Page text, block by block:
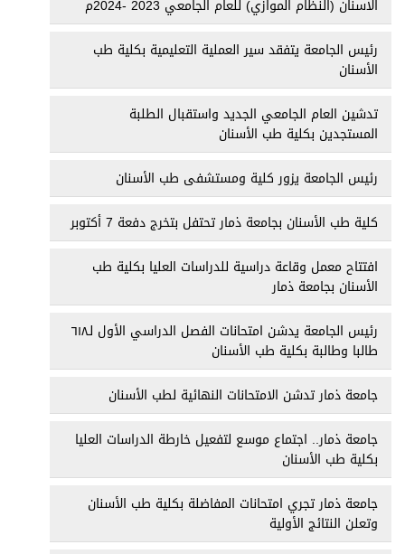
الاسنان (النظام الموازي) للعام الجامعي 2023 -2024م
رئيس الجامعة يتفقد سير العملية التعليمية بكلية طب
الأسنان
تدشين العام الجامعي الجديد واستقبال الطلبة
المستجدين بكلية طب الأسنان
رئيس الجامعة يزور كلية ومستشفى طب الأسنان
كلية طب الأسنان بجامعة ذمار تحتفل بتخرج دفعة 7 أكتوبر
افتتاح معمل وقاعة دراسية للدراسات العليا بكلية طب
الأسنان بجامعة ذمار
رئيس الجامعة يدشن امتحانات الفصل الدراسي الأول لـ٦١٨
طالبا وطالبة بكلية طب الأسنان
جامعة ذمار تدشن الامتحانات النهائية لطب الأسنان
جامعة ذمار.. اجتماع موسع لتفعيل خارطة الدراسات العليا
بكلية طب الأسنان
جامعة ذمار تجري امتحانات المفاضلة بكلية طب الأسنان
وتعلن النتائج الأولية